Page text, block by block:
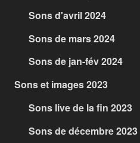
Sons d'avril 2024
Sons de mars 2024
Sons de jan-fév 2024
Sons et images 2023
Sons live de la fin 2023
Sons de décembre 2023